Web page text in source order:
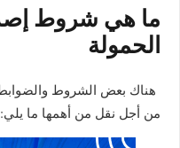
ما هي شروط
الحمولة
هناك بعض الشروط والضوابط
من أجل نقل من أهمها ما يلي: